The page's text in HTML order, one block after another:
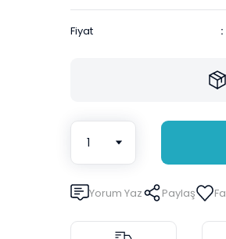
Fiyat
Yorum Yaz Paylaş